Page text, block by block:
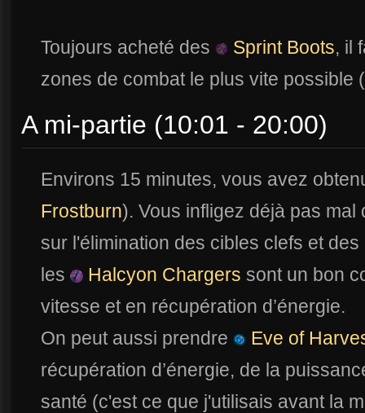
Toujours acheté des Sprint Boots, il
zones de combat le plus vite possible
A mi-partie (10:01 - 20:00)
Environs 15 minutes, vous avez
Frostburn). Vous infligez déjà pas
sur l'élimination des cibles clefs et des
les
Halcyon Chargers sont un bon
vitesse et en récupération d’énergie.
On peut aussi prendre
Eve of
récupération d’énergie, de la
santé (c'est ce que j'utilisais avant la